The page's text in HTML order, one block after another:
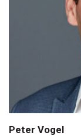
Peter Vogel